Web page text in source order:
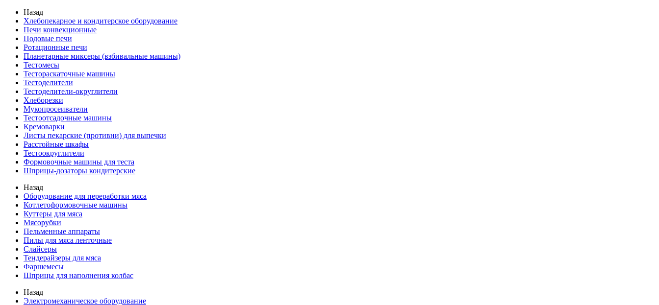
Назад
Хлебопекарное и кондитерское оборудование
Печи конвекционные
Подовые печи
Ротационные печи
Планетарные миксеры (взбивальные машины)
Тестомесы
Тестораскаточные машины
Тестоделители
Тестоделители-округлители
Хлеборезки
Мукопросеиватели
Тестоотсадочные машины
Кремоварки
Листы пекарские (противни) для выпечки
Расстойные шкафы
Тестоокруглители
Формовочные машины для теста
Шприцы-дозаторы кондитерские
Назад
Оборудование для переработки мяса
Котлетоформовочные машины
Куттеры для мяса
Мясорубки
Пельменные аппараты
Пилы для мяса ленточные
Слайсеры
Тендерайзеры для мяса
Фаршемесы
Шприцы для наполнения колбас
Назад
Электромеханическое оборудование